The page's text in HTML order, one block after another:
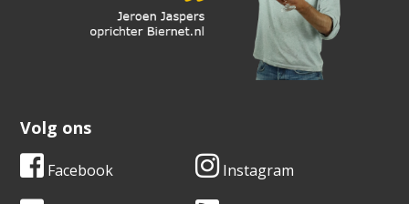
Volg ons
Facebook Instagram